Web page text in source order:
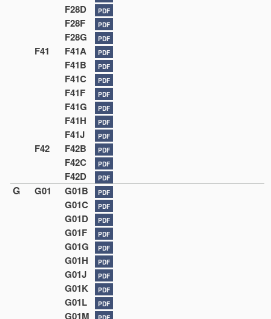
F28D PDF
F28F PDF
F28G PDF
F41 F41A PDF
F41B PDF
F41C PDF
F41F PDF
F41G PDF
F41H PDF
F41J PDF
F42 F42B PDF
F42C PDF
F42D PDF
G G01 G01B PDF
G01C PDF
G01D PDF
G01F PDF
G01G PDF
G01H PDF
G01J PDF
G01K PDF
G01L PDF
G01M